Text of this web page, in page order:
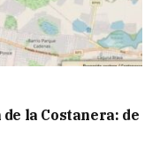
la Costanera: de